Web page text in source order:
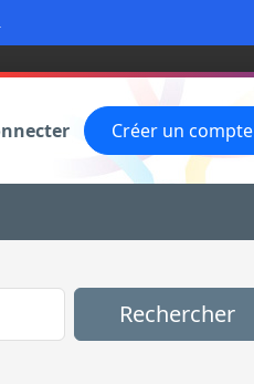
Créer un compte
Rechercher